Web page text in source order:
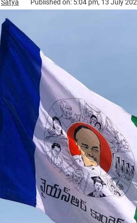
Satya Published on: 5:04 pm, 13 July